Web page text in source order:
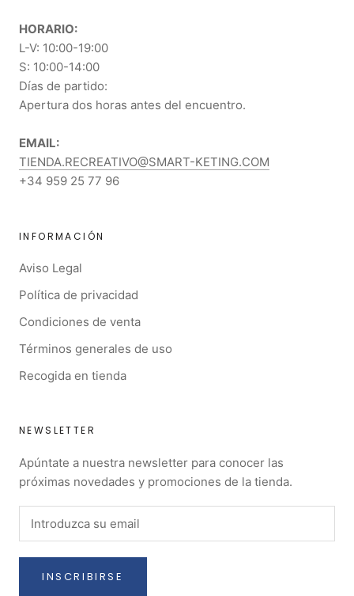
HORARIO:
L-V: 10:00-19:00
S: 10:00-14:00
Días de partido:
Apertura dos horas antes del encuentro.
EMAIL:
TIENDA.RECREATIVO@SMART-KETING.COM
+34 959 25 77 96
INFORMACIÓN
Aviso Legal
Política de privacidad
Condiciones de venta
Términos generales de uso
Recogida en tienda
NEWSLETTER
Apúntate a nuestra newsletter para conocer las
próximas novedades y promociones de la tienda.
INSCRIBIRSE